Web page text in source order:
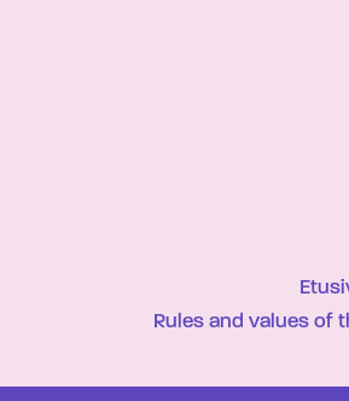
Rules and values of